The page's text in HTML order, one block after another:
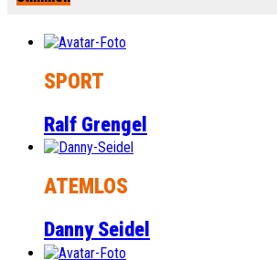
SPORT
Ralf Grengel
ATEMLOS
Danny Seidel